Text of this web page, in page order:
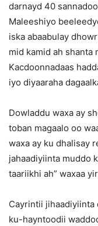
darnayd 40
Maleeshiyo
iska abaabulay
mid kamid ah shanta
Kacdoonnadaas
iyo diyaaraha
Dowladdu waxa ay
toban magaalo oo
waxa ay ku dhalisay
jahaadiyiinta muddo
taariikhi ah” waxaa
Cayrintii jihaadiyiinta
ku-hayntoodii